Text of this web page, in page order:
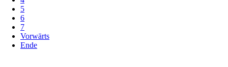
5
6
7
Vorwärts
Ende